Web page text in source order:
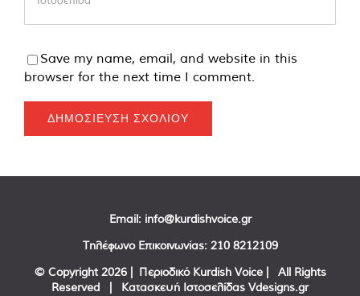
Save my name, email, and website in this
browser for the next time I comment.
Email: info@kurdishvoice.gr
Τηλέφωνο Επικοινωνίας: 210 8212109
© Copyright 2026 | Περιοδικό Kurdish Voice | All Rights
Reserved | Κατασκευή Ιστοσελίδας Vdesigns.gr